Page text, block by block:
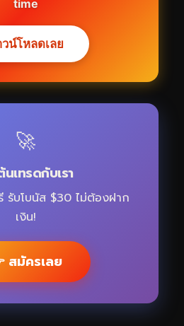
time
น์โหลดเลย
🚀
นเทรดกับเรา
รับโบนัส $30 ไม่ต้องฝาก
เงิน!
สมัครเลย